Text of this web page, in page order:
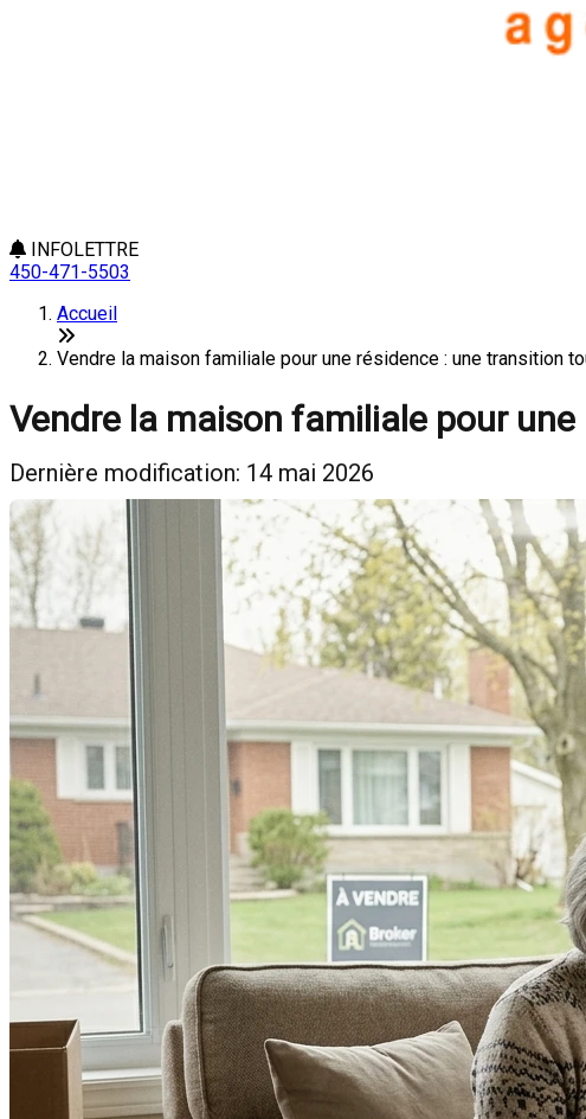
INFOLETTRE
450-471-5503
Accueil
Vendre la maison familiale pour une résidence : une transition
Vendre la maison familiale pour
Dernière modification: 14 mai 2026